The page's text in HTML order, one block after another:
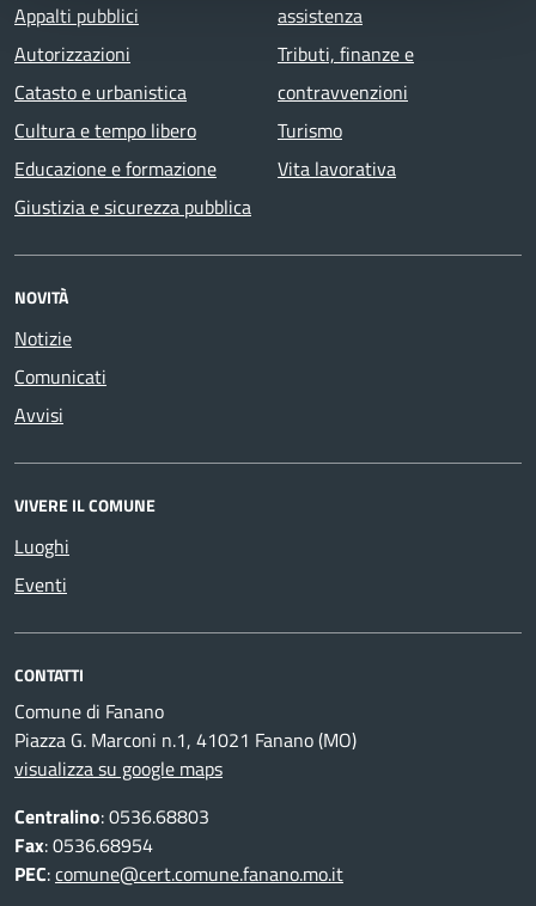
Appalti pubblici
Autorizzazioni
Catasto e urbanistica
Cultura e tempo libero
Educazione e formazione
Giustizia e sicurezza pubblica
assistenza
Tributi, finanze e
contravvenzioni
Turismo
Vita lavorativa
NOVITÀ
Notizie
Comunicati
Avvisi
VIVERE IL COMUNE
Luoghi
Eventi
CONTATTI
Comune di Fanano
Piazza G. Marconi n.1, 41021 Fanano (MO)
visualizza su google maps
Centralino: 0536.68803
Fax: 0536.68954
PEC:comune@cert.comune.fanano.mo.it